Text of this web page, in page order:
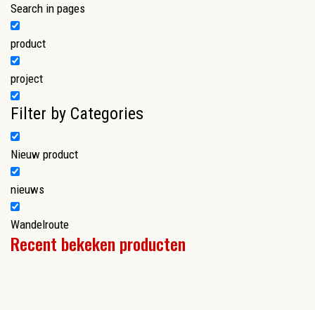
Search in pages
product
project
Filter by Categories
Nieuw product
nieuws
Wandelroute
Recent bekeken producten